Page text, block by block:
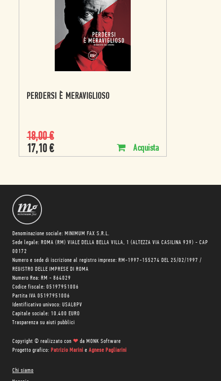
PERDERSI È MERAVIGLIOSO
18,00€
17,10 € Acquista
Denominazione sociale: MINIMUM FAX S.R.L.
Sede legale: ROMA (RM) VIALE DELLA BELLA VILLA, 1 (ALTEZZA VIA CASILINA 939) - CAP
00172
Numero e sede di iscrizione al registro imprese: RM-1997-155274 DEL 25/02/1997 /
REGISTRO DELLE IMPRESE DI ROMA
Numero Rea: RM - 864029
Codice fiscale: 05197951006
Partita IVA 05197951006
Identificativo univoco: USAL8PV
Capitale sociale: 10.400 EURO
Trasparenza su aiuti pubblici
Copyright © realizzato con ❤ da MONK Software
Progetto grafico: Patrizio Marini e Agnese Pagliarini
Chi siamo